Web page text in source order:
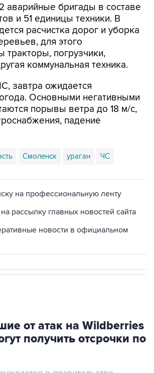
аварийные бригады в составе
и 51 единицы техники. В
расчистка дорог и уборка
для этого
тракторы, погрузчики,
коммунальная техника.
завтра ожидается
Основными негативными
порывы ветра до 18 м/с,
падение
Смоленск ураган ЧС
на профессиональную ленту
рассылку главных новостей сайта
новости в официальном
от атак на Wildberries
получить отсрочки по